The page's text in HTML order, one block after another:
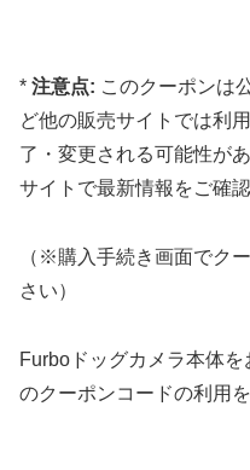
* 注意点: このクーポンは
ど他の販売サイトでは利
了・変更される可能性が
サイトで最新情報をご確認
（※購入手続き画面でク
さい）
Furboドッグカメラ本体
のクーポンコードの利用